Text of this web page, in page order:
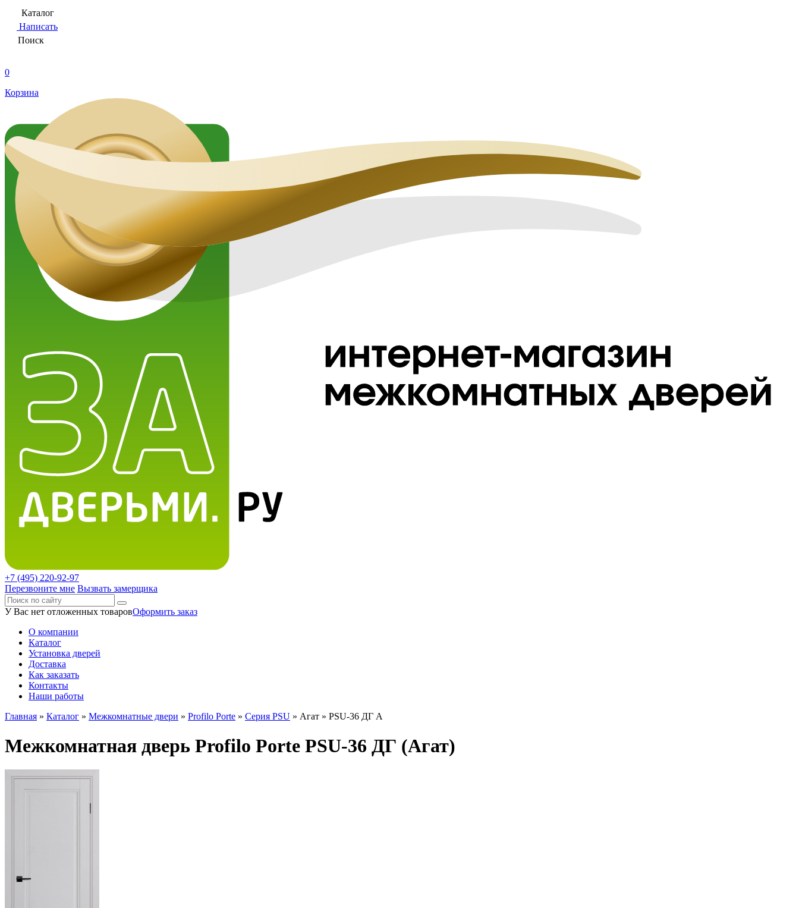
Каталог
Написать
Поиск
0
Корзина
+7 (495) 220-92-97
Перезвоните мне Вызвать замерщика
У Вас нет отложенных товаровОформить заказ
О компании
Каталог
Установка дверей
Доставка
Как заказать
Контакты
Наши работы
Главная » Каталог » Межкомнатные двери » Profilo Porte » Серия PSU » Агат » PSU-36 ДГ А
Межкомнатная дверь Profilo Porte PSU-36 ДГ (Агат)